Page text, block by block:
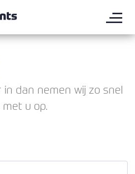
dan nemen wij zo snel
u op.